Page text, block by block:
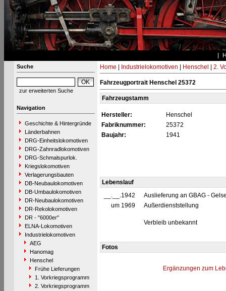
Suche
zur erweiterten Suche
Navigation
Geschichte & Hintergründe
Länderbahnen
DRG-Einheitslokomotiven
DRG-Zahnradlokomotiven
DRG-Schmalspurlok.
Kriegslokomotiven
Verlagerungsbauten
DB-Neubaulokomotiven
DB-Umbaulokomotiven
DR-Neubaulokomotiven
DR-Rekolokomotiven
DR - "6000er"
ELNA-Lokomotiven
Industrielokomotiven
AEG
Hanomag
Henschel
Frühe Lieferungen
1. Vorkriegsprogramm
2. Vorkriegsprogramm
Home Industrielokomotiven Henschel 2.
Fahrzeugportrait Henschel 25372
Fahrzeugstamm
Hersteller:
Henschel
Fabriknummer:
25372
Baujahr:
1941
Lebenslauf
__.__.1942
Auslieferung an GBAG -
um 1969
Außerdienststellung
Verbleib unbekannt
Fotos
Ergänzungen zum